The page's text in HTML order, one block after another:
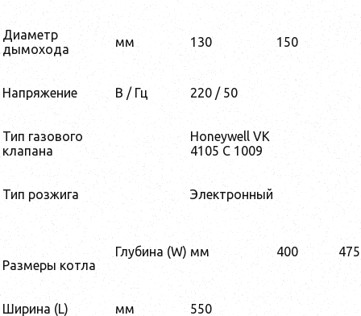
Диаметр
дымохода
мм 130 150
Напряжение В / Гц 220 / 50
Тип газового
клапана
Honeywell VK
4105 C 1009
Тип розжига Электронный
Размеры котла
Глубина (W) мм 400 475
Ширина (L) мм 550